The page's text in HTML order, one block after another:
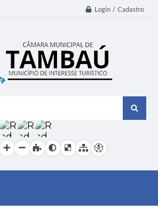
Login / Cadastro